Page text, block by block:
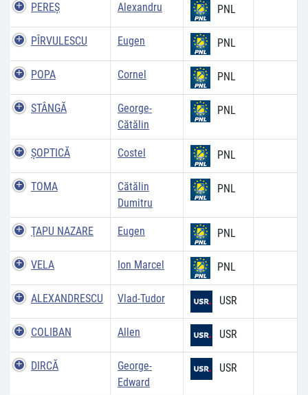
PEREŞ Alexandru PNL
PÎRVULESCU Eugen PNL
POPA Cornel PNL
STÂNGĂ
George-
Cătălin
PNL
ŞOPTICĂ Costel PNL
TOMA
Cătălin
Dumitru
PNL
ŢAPU NAZARE Eugen PNL
VELA Ion Marcel PNL
ALEXANDRESCU Vlad-Tudor USR
COLIBAN Allen USR
DIRCĂ
George-
Edward
USR